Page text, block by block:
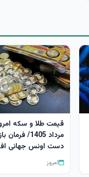
مرداد 1405/
دست اونس جهانی
امروز